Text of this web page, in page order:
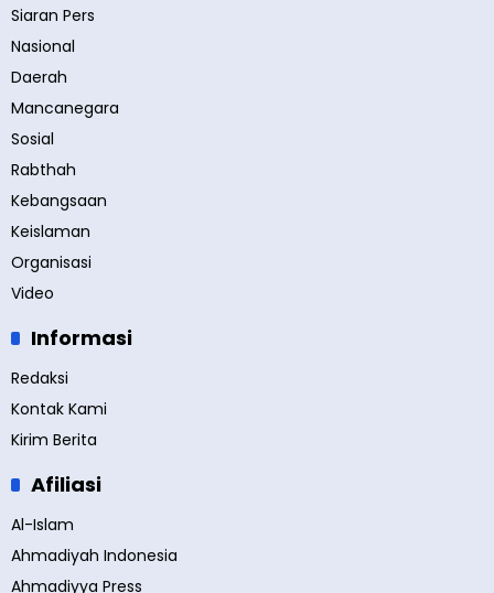
Siaran Pers
Nasional
Daerah
Mancanegara
Sosial
Rabthah
Kebangsaan
Keislaman
Organisasi
Video
Informasi
Redaksi
Kontak Kami
Kirim Berita
Afiliasi
Al-Islam
Ahmadiyah Indonesia
Ahmadiyya Press